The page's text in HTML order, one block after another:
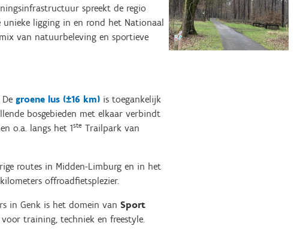
spreekt de regio
unieke ligging in en rond het Nationaal
van natuurbeleving en sportieve
groene lus (±16 km) is toegankelijk
bosgebieden met elkaar verbindt
o.a. langs het 1ste Trailpark van
routes in Midden-Limburg en in het
offroadfietsplezier.
in Genk is het domein van Sport
training, techniek en freestyle.